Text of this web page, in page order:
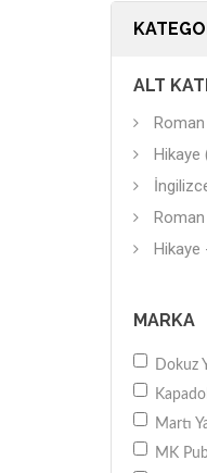
ALT
Hikaye
Hikaye
MARKA
Dokuz
Martı
MK